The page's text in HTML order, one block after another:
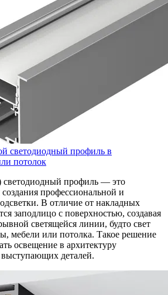
светодиодный профиль в
потолок
светодиодный профиль — это
профессиональной и
В отличие от накладных
заподлицо с поверхностью, создавая
светящейся линии, будто свет
мебели или потолка. Такое решение
освещение в архитектуру
выступающих деталей.